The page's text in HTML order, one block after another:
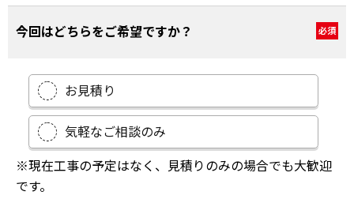
今回はどちらをご希望ですか？ 必須
お見積り
気軽なご相談のみ
※現在工事の予定はなく、見積りのみの場合でも大歓迎
です。